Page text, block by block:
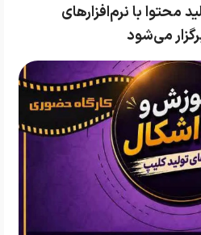
با نرم‌افزارهای
می‌شود